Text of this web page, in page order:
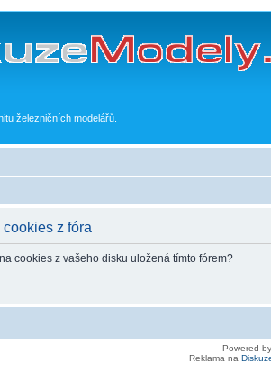
železničních modelářů.
z fóra
cookies z vašeho disku uložená tímto fórem?
Powered
Reklama na